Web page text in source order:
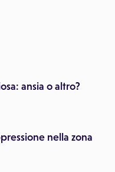
ansia o altro?
nella zona